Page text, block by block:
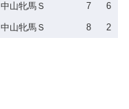
中山牝馬Ｓ 7 6
中山牝馬Ｓ 8 2